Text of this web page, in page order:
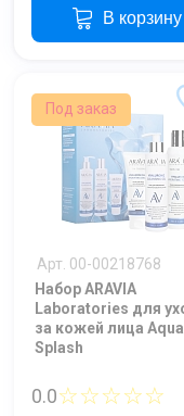
В корзину
Под заказ
Арт. 00-00218768
Набор ARAVIA
Laboratories для
за кожей лица Aqua
Splash
0.0☆☆☆☆☆
Нажимая на